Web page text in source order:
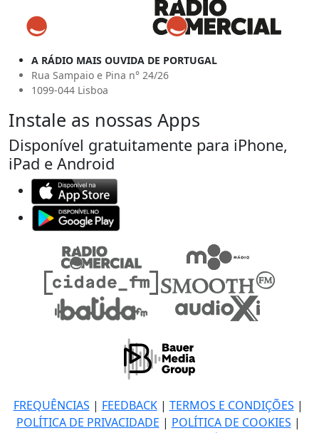
A RÁDIO MAIS OUVIDA DE PORTUGAL
Rua Sampaio e Pina n° 24/26
1099-044 Lisboa
Instale as nossas Apps
Disponível gratuitamente para iPhone,
iPad e Android
FREQUÊNCIAS | FEEDBACK| TERMOS E CONDIÇÕES |
POLÍTICA DE PRIVACIDADE | POLÍTICA DE COOKIES |